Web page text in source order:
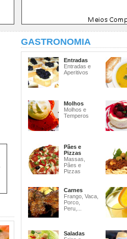
GASTRONOMIA
Entradas
Entradas e
Aperitivos
Molhos
Molhos e
Temperos
Pães e
Pizzas
Massas,
Pães e
Pizzas
Carnes
Frango, Vaca,
Porco,
Peru,...
Saladas